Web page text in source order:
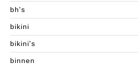
bh's
bikini
bikini's
binnen